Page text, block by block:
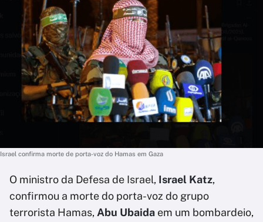
Israel confirma morte de porta-voz do Hamas em Gaza
O ministro da Defesa de Israel, Israel Katz,
confirmou a morte do porta-voz do grupo
terrorista Hamas, Abu Ubaida em um bombardeio,